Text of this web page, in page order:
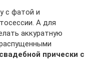
с фатой и
А для
аккуратную
прически с